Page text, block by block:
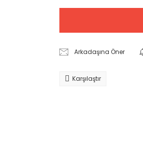
Arkadaşına Öner
Karşılaştır